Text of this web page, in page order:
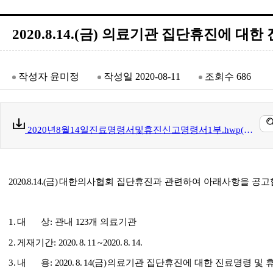
2020.8.14.(금) 의료기관 집단휴진에 대한
작성자 윤미정 작성일 2020-08-11 조회수 686
2020년8월14일진료명령서및휴진신고명령서1부.hwp(14 kb)
2020.8.14.(금)대한의사협회 집단휴진과 관련하여 아래사항을 공고
1 .대 상: 관내 123개 의료기관
2. 게재기간: 2020. 8. 11 ~ 2020. 8. 14.
3. 내 용: 2020. 8. 14(금)의료기관 집단휴진에 대한 진료명령 및